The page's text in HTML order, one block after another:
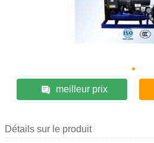
meilleur prix
Détails sur le produit